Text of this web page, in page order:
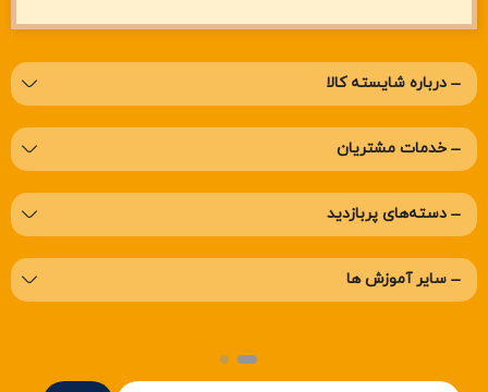
درباره‌ شایسته کالا
خدمات مشتریان
دسته‌های پربازدید
سایر آموزش ها